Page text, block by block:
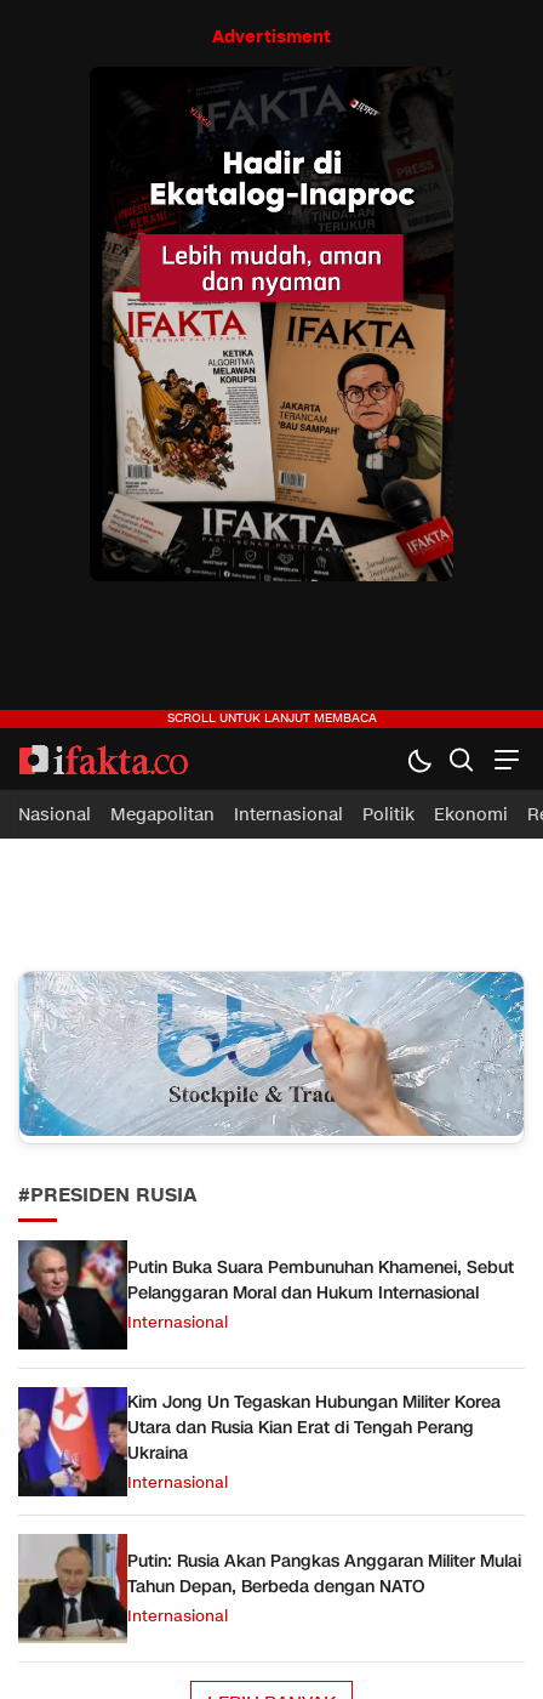
Advertisment
ifakta.co
#pastibenar
Nasional Megapolitan Internasional Politik Ekonomi
#PRESIDEN RUSIA
Putin Buka Suara Pembunuhan Khamenei, Sebut
Pelanggaran Moral dan Hukum Internasional
Internasional
Kim Jong Un Tegaskan Hubungan Militer Korea
Utara dan Rusia Kian Erat di Tengah Perang
Ukraina
Internasional
Putin: Rusia Akan Pangkas Anggaran Militer Mulai
Tahun Depan, Berbeda dengan NATO
Internasional